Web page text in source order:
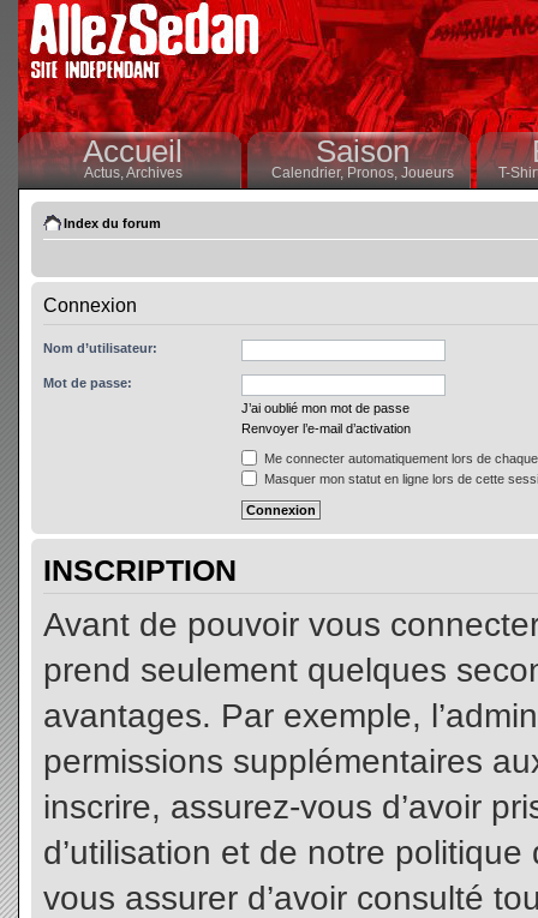
Accueil
Actus,Archives
Saison
Calendrier,Pronos, Joueurs T-
Index du forum
Connexion
Nom d’utilisateur:
Mot de passe:
J’ai oublié mon mot de passe
Renvoyer l’e-mail d’activation
Me connecter automatiquement lors de
Masquer mon statut en ligne lors de cette
INSCRIPTION
Avant de pouvoir vous
prend seulement quelques
avantages. Par exemple,
permissions supplémentaires
inscrire, assurez-vous d’avoir
d’utilisation et de notre
vous assurer d’avoir consulté